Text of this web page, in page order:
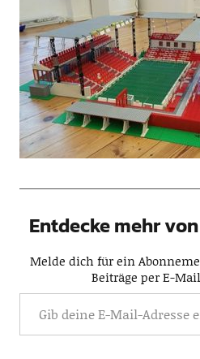
Entdecke mehr
Melde dich für ein
Beiträge per E-